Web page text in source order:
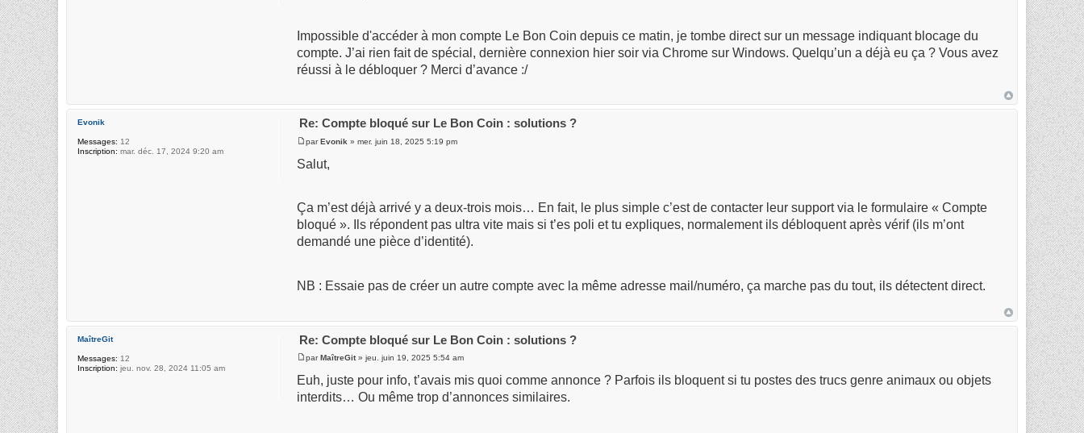
Impossible d'accéder à mon compte Le Bon Coin depuis ce matin, je tombe direct sur un message indiquant blocage du
compte. J’ai rien fait de spécial, dernière connexion hier soir via Chrome sur Windows. Quelqu’un a déjà eu ça ? Vous avez
réussi à le débloquer ? Merci d’avance :/
Re: Compte bloqué sur Le Bon Coin : solutions ?
parEvonik » mer. juin 18, 2025 5:19 pm
Salut,
Ça m’est déjà arrivé y a deux-trois mois… En fait, le plus simple c’est de contacter leur support via le formulaire « Compte
bloqué ». Ils répondent pas ultra vite mais si t’es poli et tu expliques, normalement ils débloquent après vérif (ils m’ont
demandé une pièce d’identité).
NB : Essaie pas de créer un autre compte avec la même adresse mail/numéro, ça marche pas du tout, ils détectent direct.
Evonik
Messages: 12
Inscription: mar. déc. 17, 2024 9:20 am
Re: Compte bloqué sur Le Bon Coin : solutions ?
parMaîtreGit» jeu. juin 19, 2025 5:54 am
Euh, juste pour info, t’avais mis quoi comme annonce ? Parfois ils bloquent si tu postes des trucs genre animaux ou objets
interdits… Ou même trop d’annonces similaires.
MaîtreGit
Messages: 12
Inscription: jeu. nov. 28, 2024 11:05 am